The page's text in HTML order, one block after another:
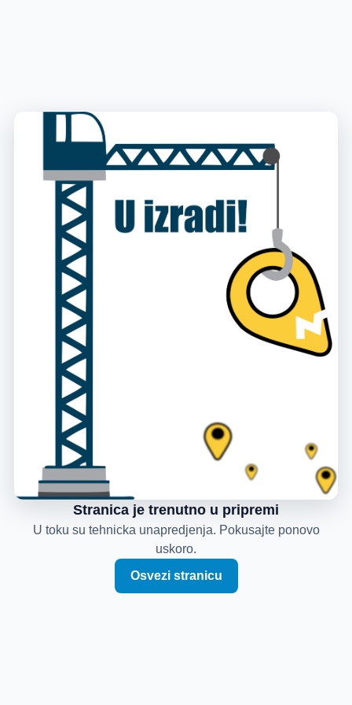
Stranica je trenutno u pripremi
U toku su tehnicka unapredjenja. Pokusajte ponovo
uskoro.
Osvezi stranicu